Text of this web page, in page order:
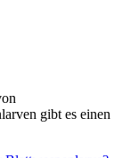
gibt es einen